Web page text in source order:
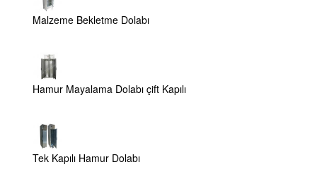
Malzeme Bekletme Dolabı
Hamur Mayalama Dolabı çift Kapılı
Tek Kapılı Hamur Dolabı